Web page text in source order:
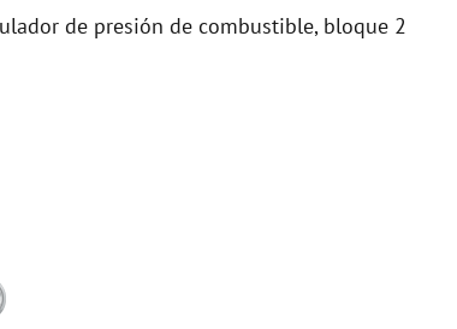
de presión de combustible, bloque 2